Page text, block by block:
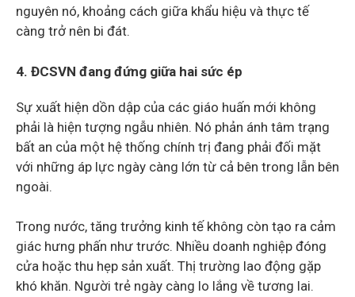
nguyên nó, khoảng cách giữa khẩu hiệu và thực tế
càng trở nên bi đát.
4. ĐCSVN đang đứng giữa hai sức ép
Sự xuất hiện dồn dập của các giáo huấn mới không
phải là hiện tượng ngẫu nhiên. Nó phản ánh tâm trạng
bất an của một hệ thống chính trị đang phải đối mặt
với những áp lực ngày càng lớn từ cả bên trong lẫn bên
ngoài.
Trong nước, tăng trưởng kinh tế không còn tạo ra cảm
giác hưng phấn như trước. Nhiều doanh nghiệp đóng
cửa hoặc thu hẹp sản xuất. Thị trường lao động gặp
khó khăn. Người trẻ ngày càng lo lắng về tương lai.